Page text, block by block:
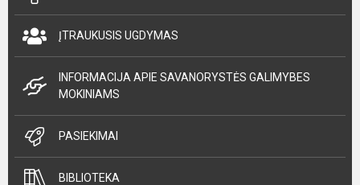
ĮTRAUKUSIS UGDYMAS
INFORMACIJA APIE SAVANORYSTĖS GALIMYBES
MOKINIAMS
PASIEKIMAI
BIBLIOTEKA